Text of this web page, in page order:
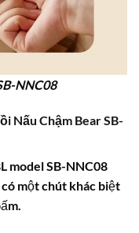
NNC08
Nấu Chậm Bear SB-
model SB-NNC08
một chút khác biệt